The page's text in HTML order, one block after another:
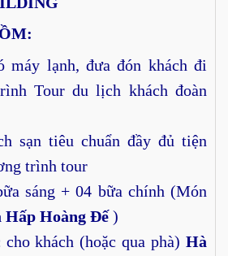
:
máy lạnh, đưa đón khách đi
Tour du lịch khách đoàn
sạn tiêu chuẩn đầy đủ tiện
trình tour
sáng + 04 bữa chính (Món
Hấp Hoàng Đế)
khách (hoặc qua phà) Hà